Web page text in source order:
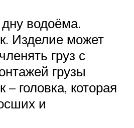
водоёма.
Изделие может
груз с
грузы
головка, которая
и